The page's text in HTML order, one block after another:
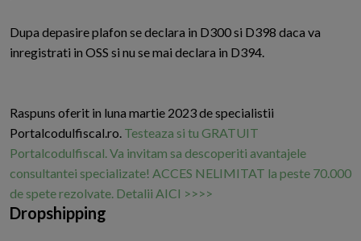
Dupa depasire plafon se declara in D300 si D398 daca va
inregistrati in OSS si nu se mai declara in D394.
Raspuns oferit in luna martie 2023 de specialistii
Portalcodulfiscal.ro. Testeaza si tu GRATUIT
Portalcodulfiscal. Va invitam sa descoperiti avantajele
consultantei specializate! ACCES NELIMITAT la peste 70.000
de spete rezolvate. Detalii AICI >>>>
Dropshipping